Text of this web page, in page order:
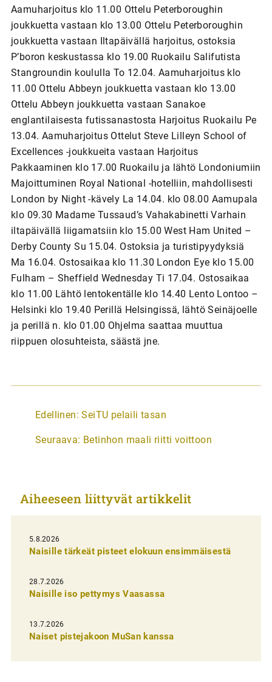
Aamuharjoitus klo 11.00 Ottelu Peterboroughin
joukkuetta vastaan klo 13.00 Ottelu Peterboroughin
joukkuetta vastaan Iltapäivällä harjoitus, ostoksia
P’boron keskustassa klo 19.00 Ruokailu Salifutista
Stangroundin koululla To 12.04. Aamuharjoitus klo
11.00 Ottelu Abbeyn joukkuetta vastaan klo 13.00
Ottelu Abbeyn joukkuetta vastaan Sanakoe
englantilaisesta futissanastosta Harjoitus Ruokailu Pe
13.04. Aamuharjoitus Ottelut Steve Lilleyn School of
Excellences -joukkueita vastaan Harjoitus
Pakkaaminen klo 17.00 Ruokailu ja lähtö Londoniumiin
Majoittuminen Royal National -hotelliin, mahdollisesti
London by Night -kävely La 14.04. klo 08.00 Aamupala
klo 09.30 Madame Tussaud’s Vahakabinetti Varhain
iltapäivällä liigamatsiin klo 15.00 West Ham United –
Derby County Su 15.04. Ostoksia ja turistipyydyksiä
Ma 16.04. Ostosaikaa klo 11.30 London Eye klo 15.00
Fulham – Sheffield Wednesday Ti 17.04. Ostosaikaa
klo 11.00 Lähtö lentokentälle klo 14.40 Lento Lontoo –
Helsinki klo 19.40 Perillä Helsingissä, lähtö Seinäjoelle
ja perillä n. klo 01.00 Ohjelma saattaa muuttua
riippuen olosuhteista, säästä jne.
A
t
k
e
l
i
e
n
e
Edellinen: SeiTU pelaili tasan
Seuraava: Betinhon maali riitti voittoon
Aiheeseen liittyvät artikkelit
5.8.2026
Naisille tärkeät pisteet elokuun ensimmäisestä
28.7.2026
Naisille iso pettymys Vaasassa
13.7.2026
Naiset pistejakoon MuSan kanssa